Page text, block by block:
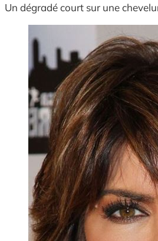
Un dégradé court sur une